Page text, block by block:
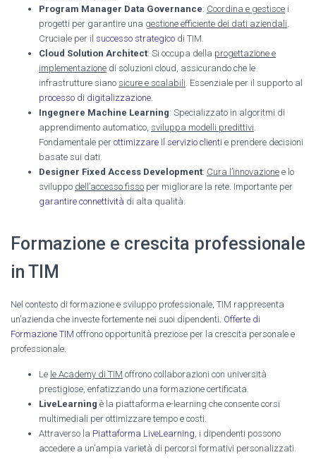
Program Manager Data Governance: Coordina e gestisce i
progetti per garantire una gestione efficiente dei dati aziendali
Cruciale per il successo strategico di TIM.
Cloud Solution Architect: Si occupa della progettazione e
implementazione di soluzioni cloud, assicurando che le
infrastrutture siano sicure e scalabili . Essenziale per il supporto al
processo di digitalizzazione
Ingegnere Machine Learning: Specializzato in algoritmi di
apprendimento automatico, sviluppa modelli predittivi
Fondamentale per ottimizzare il servizio clienti e prendere decisioni
basate sui dati.
Designer Fixed Access Development: Cura l’innovazione e lo
sviluppo dell’accesso fisso per migliorare la rete. Importante per
garantire connettività di alta qualità.
Formazione e crescita professionale
in TIM
Nel contesto di formazione e sviluppo professionale, TIM rappresenta
un’azienda che investe fortemente nei suoi dipendenti. Offerte di
Formazione TIM offrono opportunità preziose per la crescita personale e
professionale.
Le le Academy di TIM offrono collaborazioni con università
prestigiose, enfatizzando una formazione certificata.
LiveLearning è la piattaforma e-learning che consente corsi
multimediali per ottimizzare tempo e costi.
Attraverso la Piattaforma LiveLearning , i dipendenti possono
accedere a un’ampia varietà di percorsi formativi personalizzati.